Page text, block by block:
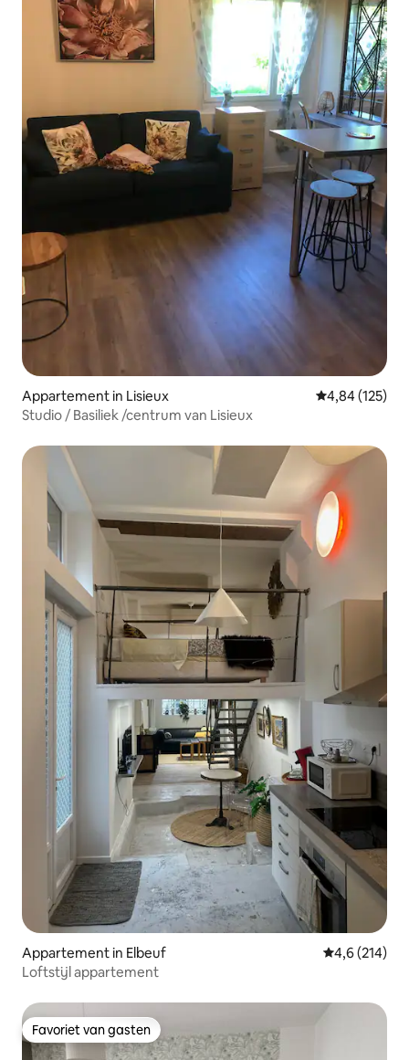
Appartement in Lisieux Gemiddelde
4,84 (125)
Studio / Basiliek /centrum van Lisieux
Appartement in Elbeuf Gemiddelde
4,6 (214)
Loftstijl appartement
Favoriet van gasten
Favoriet van gasten